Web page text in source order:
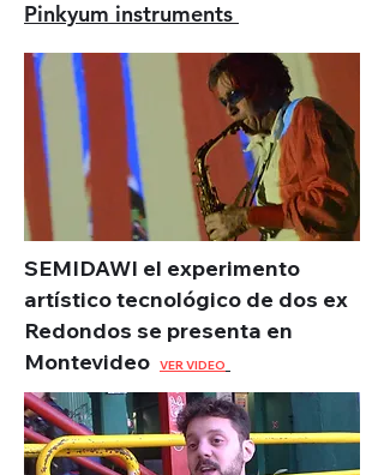
Pinkyum instruments
SEMIDAWI el experimento
artístico tecnológico de dos ex
Redondos se presenta en
Montevideo
VER VIDEO